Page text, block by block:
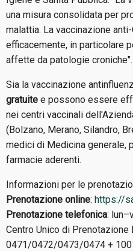
una misura consolidata per
malattia. La vaccinazione
efficacemente, in particolare
affette da patologie croniche".
Sia la vaccinazione
gratuite e possono essere
nei centri vaccinali
(Bolzano, Merano, Silandro,
medici di Medicina generale,
farmacie aderenti.
Informazioni per le
Prenotazione online: https://
Prenotazione telefonica:
Centro Unico di Prenotazione
0471/0472/0473/0474 +